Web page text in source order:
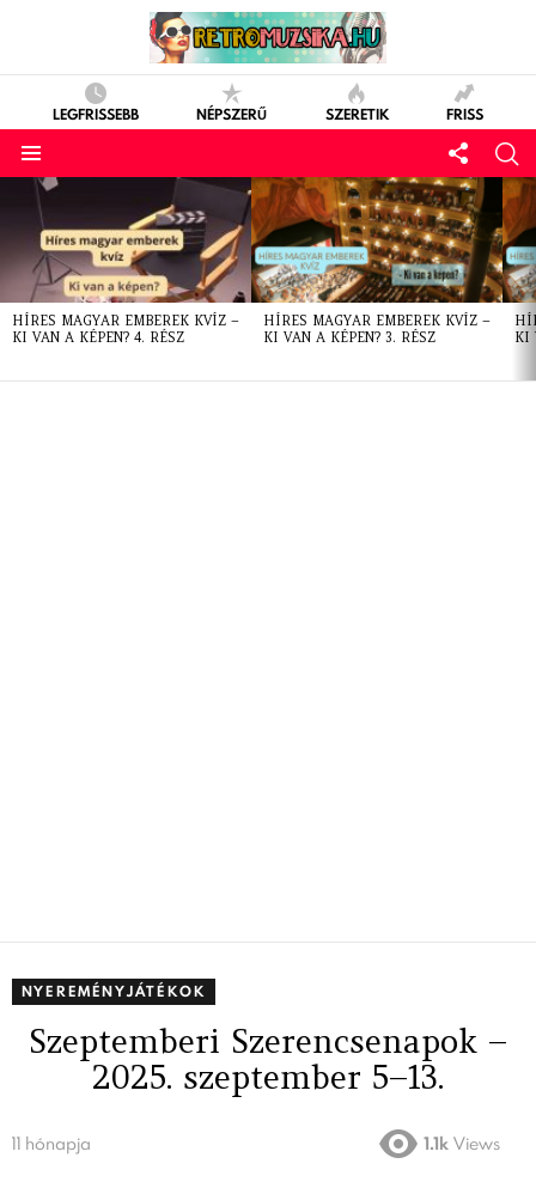
LEGFRISSEBB NÉPSZERŰ SZERETIK FRISS
LATEST
STORIES
HÍRES MAGYAR EMBEREK KVÍZ –
KI VAN A KÉPEN? 4. RÉSZ
HÍRES MAGYAR EMBEREK KVÍZ –
KI VAN A KÉPEN? 3. RÉSZ
KI
NYEREMÉNYJÁTÉKOK
Szeptemberi Szerencsenapok –
2025. szeptember 5–13.
11 hónapja 1.1k Views